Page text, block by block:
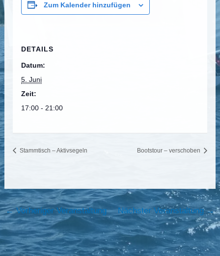
Zum Kalender hinzufügen
DETAILS
Datum:
5. Juni
Zeit:
17:00 - 21:00
Stammtisch – Aktivsegeln Bootstour – verschoben
←Vorheriger Veranstaltung Nächster Veranstaltung→